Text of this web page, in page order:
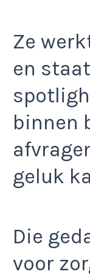
Ze
en
binnen
geluk
Die
voor